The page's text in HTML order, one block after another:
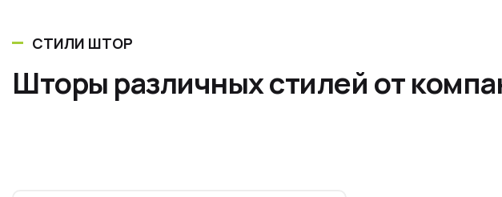
СТИЛИ ШТОР
Шторы различных стилей от